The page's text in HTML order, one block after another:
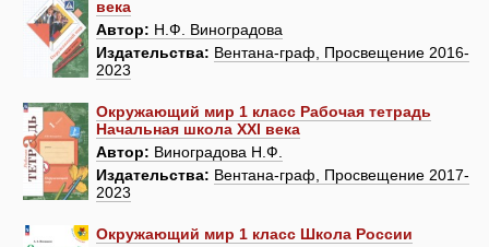
века
Автор: Н.Ф. Виноградова
Издательства: Вентана-граф, Просвещение 2016-
2023
Окружающий мир 1 класс Рабочая тетрадь
Начальная школа XXI века
Автор: Виноградова Н.Ф.
Издательства: Вентана-граф, Просвещение 2017-
2023
Окружающий мир 1 класс Школа России